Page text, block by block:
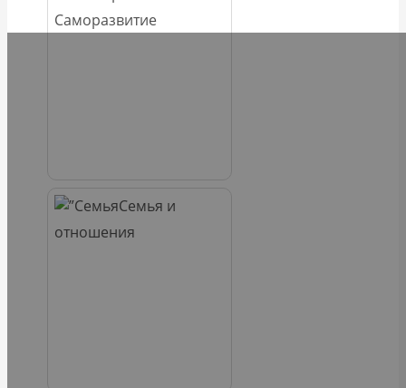
Саморазвитие
Семья и
отношения